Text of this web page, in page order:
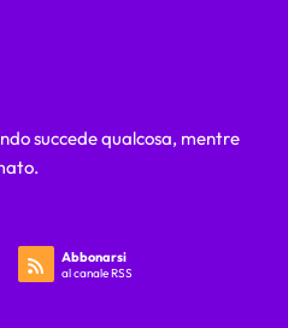
succede qualcosa, mentre
Abbonarsi
al canale RSS